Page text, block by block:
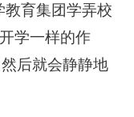
育集团学弄校
学一样的作
后就会静静地